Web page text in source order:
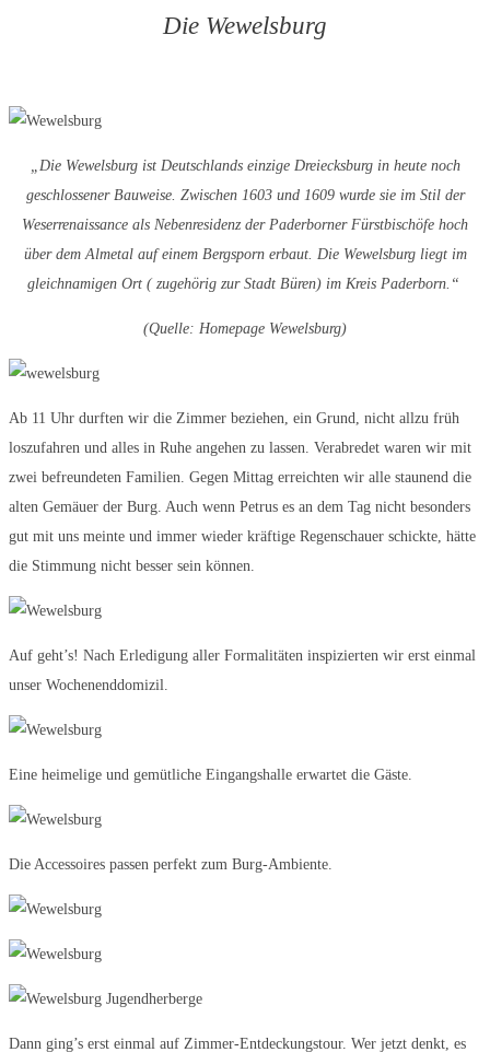
Die Wewelsburg
„Die Wewelsburg ist Deutschlands einzige Dreiecksburg in heute noch
geschlossener Bauweise. Zwischen 1603 und 1609 wurde sie im Stil der
Weserrenaissance als Nebenresidenz der Paderborner Fürstbischöfe hoch
über dem Almetal auf einem Bergsporn erbaut. Die Wewelsburg liegt im
gleichnamigen Ort ( zugehörig zur Stadt Büren) im Kreis Paderborn.“
(Quelle: Homepage Wewelsburg)
Ab 11 Uhr durften wir die Zimmer beziehen, ein Grund, nicht allzu früh
loszufahren und alles in Ruhe angehen zu lassen. Verabredet waren wir mit
zwei befreundeten Familien. Gegen Mittag erreichten wir alle staunend die
alten Gemäuer der Burg. Auch wenn Petrus es an dem Tag nicht besonders
gut mit uns meinte und immer wieder kräftige Regenschauer schickte, hätte
die Stimmung nicht besser sein können.
Auf geht’s! Nach Erledigung aller Formalitäten inspizierten wir erst einmal
unser Wochenenddomizil.
Eine heimelige und gemütliche Eingangshalle erwartet die Gäste.
Die Accessoires passen perfekt zum Burg-Ambiente.
Dann ging’s erst einmal auf Zimmer-Entdeckungstour. Wer jetzt denkt, es